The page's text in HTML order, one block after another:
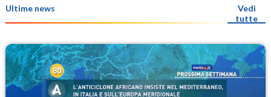
Ultime news
Vedi
tutte